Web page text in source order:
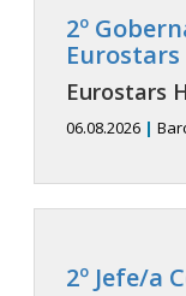
2º
Eurostars
06.08.2026 |
2º Jefe/a